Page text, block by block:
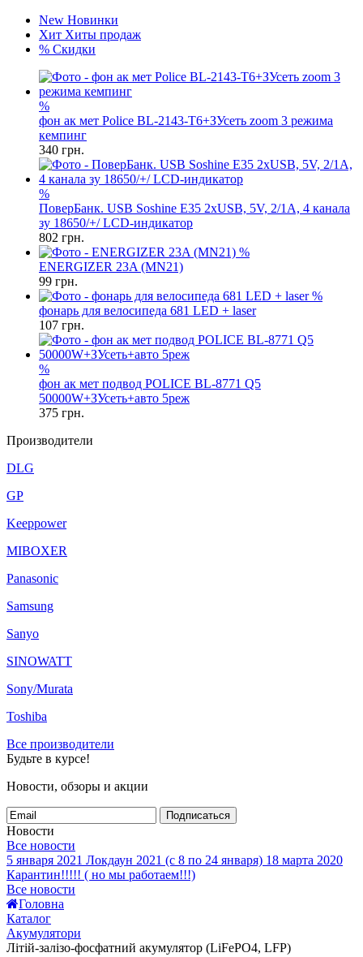
New Новинки
Хит Хиты продаж
% Скидки
%
фон ак мет Police BL-2143-T6+ЗУсеть zoom 3 режима
кемпинг
340 грн.
%
ПоверБанк. USB Soshine E35 2xUSB, 5V, 2/1A, 4 канала
зу 18650/+/ LCD-индикатор
802 грн.
%
ENERGIZER 23A (MN21)
99 грн.
%
фонарь для велосипеда 681 LED + laser
107 грн.
%
фон ак мет подвод POLICE BL-8771 Q5
50000W+ЗУсеть+авто 5реж
375 грн.
Производители
DLG
GP
Keeppower
MIBOXER
Panasonic
Samsung
Sanyo
SINOWATT
Sony/Murata
Toshiba
Все производители
Будьте в курсе!
Новости, обзоры и акции
Подписаться
Новости
Все новости
5 января 2021 Локдаун 2021 (с 8 по 24 января) 18 марта 2020
Карантин!!!!! ( но мы работаем!!!)
Все новости
Головна
Каталог
Акумулятори
Літій-залізо-фосфатний акумулятор (LiFePO4, LFP)